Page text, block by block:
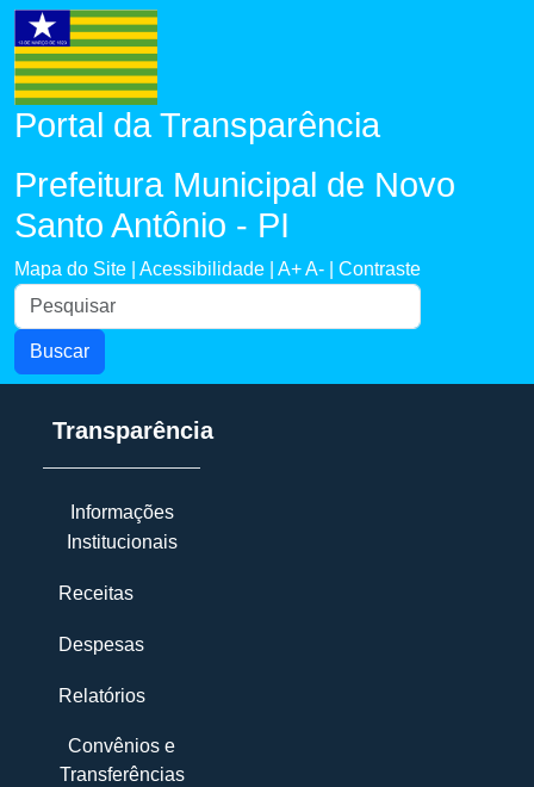
Portal da Transparência
Prefeitura Municipal de Novo
Santo Antônio - PI
Mapa do Site | Acessibilidade | A+A- | Contraste
Buscar
Transparência
Informações
Institucionais
Receitas
Despesas
Relatórios
Convênios e
Transferências